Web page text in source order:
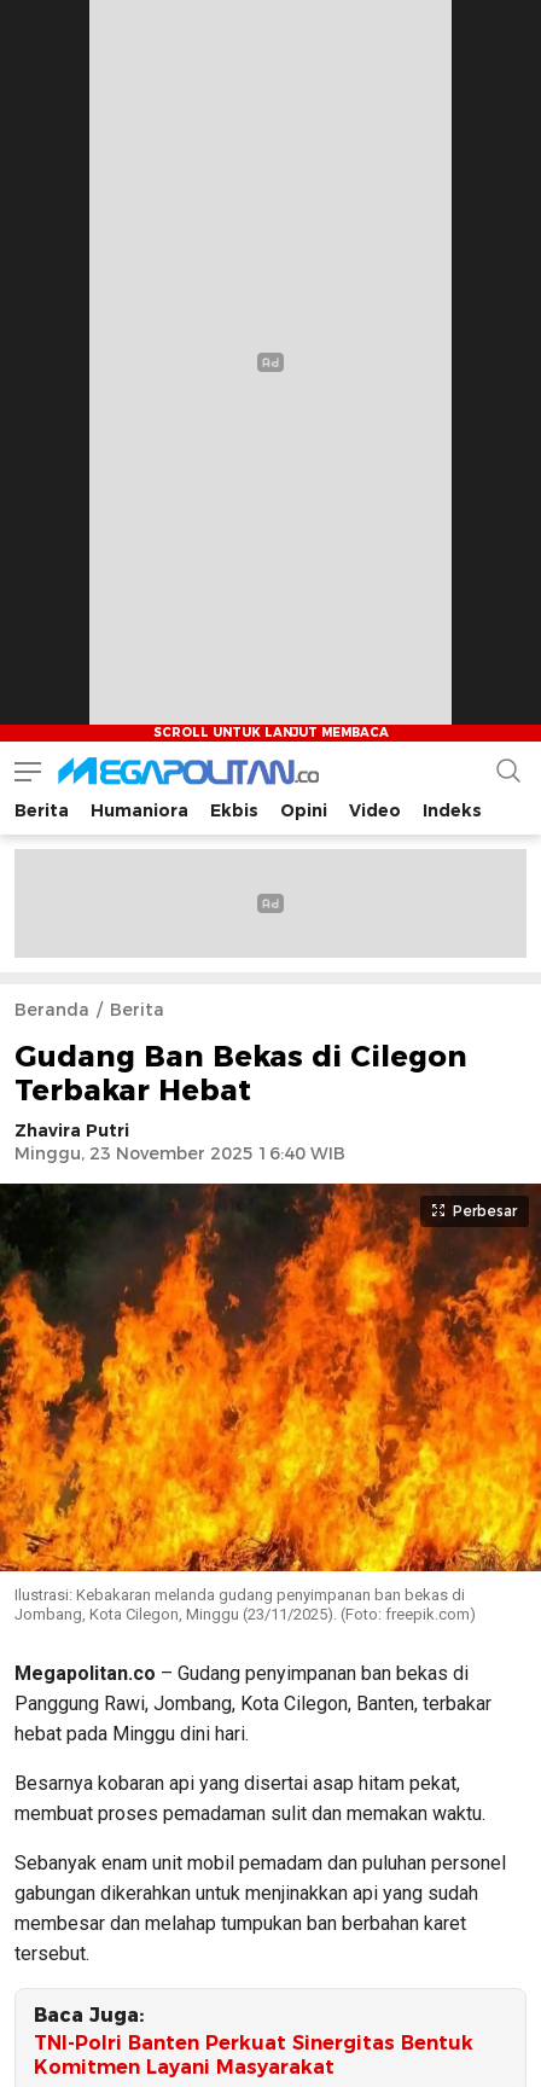
Megapolitan.co
Menyajikan berita-berita fakta bagi pembaca
Berita Humaniora Ekbis Opini Video Indeks
Beranda Berita
Gudang Ban Bekas di Cilegon
Terbakar Hebat
Zhavira Putri
Minggu, 23 November 2025 16:40 WIB
Perbesar
Ilustrasi: Kebakaran melanda gudang penyimpanan ban bekas di
Jombang, Kota Cilegon, Minggu (23/11/2025). (Foto: freepik.com)
Megapolitan.co – Gudang penyimpanan ban bekas di
Panggung Rawi, Jombang, Kota Cilegon, Banten, terbakar
hebat pada Minggu dini hari.
Besarnya kobaran api yang disertai asap hitam pekat,
membuat proses pemadaman sulit dan memakan waktu.
Sebanyak enam unit mobil pemadam dan puluhan personel
gabungan dikerahkan untuk menjinakkan api yang sudah
membesar dan melahap tumpukan ban berbahan karet
tersebut.
Baca Juga:
TNI-Polri Banten Perkuat Sinergitas Bentuk
Komitmen Layani Masyarakat